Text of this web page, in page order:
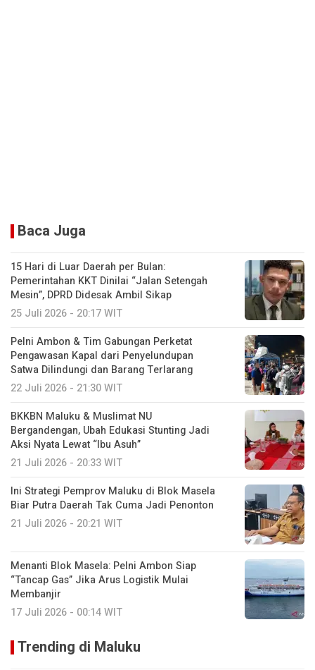
Baca Juga
15 Hari di Luar Daerah per Bulan:
Pemerintahan KKT Dinilai “Jalan Setengah
Mesin”, DPRD Didesak Ambil Sikap
25 Juli 2026 - 20:17 WIT
Pelni Ambon & Tim Gabungan Perketat
Pengawasan Kapal dari Penyelundupan
Satwa Dilindungi dan Barang Terlarang
22 Juli 2026 - 21:30 WIT
BKKBN Maluku & Muslimat NU
Bergandengan, Ubah Edukasi Stunting Jadi
Aksi Nyata Lewat “Ibu Asuh”
21 Juli 2026 - 20:33 WIT
Ini Strategi Pemprov Maluku di Blok Masela
Biar Putra Daerah Tak Cuma Jadi Penonton
21 Juli 2026 - 20:21 WIT
Menanti Blok Masela: Pelni Ambon Siap
“Tancap Gas” Jika Arus Logistik Mulai
Membanjir
17 Juli 2026 - 00:14 WIT
Trending di Maluku